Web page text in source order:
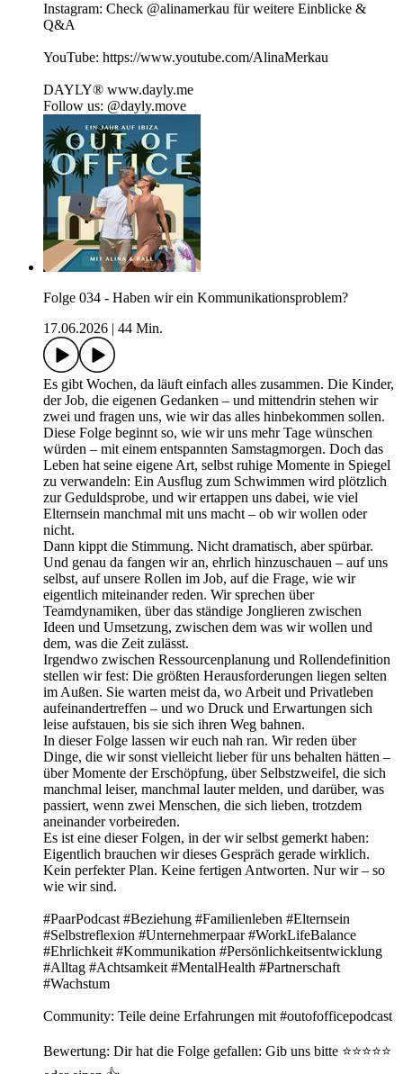
Instagram: Check @alinamerkau für weitere Einblicke &
Q&A
YouTube: https://www.youtube.com/AlinaMerkau
DAYLY® ⁠www.dayly.me⁠
Follow us: @dayly.move
Folge 034 - Haben wir ein Kommunikationsproblem?
17.06.2026
44 Min.
Es gibt Wochen, da läuft einfach alles zusammen. Die Kinder,
der Job, die eigenen Gedanken – und mittendrin stehen wir
zwei und fragen uns, wie wir das alles hinbekommen sollen.
Diese Folge beginnt so, wie wir uns mehr Tage wünschen
würden – mit einem entspannten Samstagmorgen. Doch das
Leben hat seine eigene Art, selbst ruhige Momente in Spiegel
zu verwandeln: Ein Ausflug zum Schwimmen wird plötzlich
zur Geduldsprobe, und wir ertappen uns dabei, wie viel
Elternsein manchmal mit uns macht – ob wir wollen oder
nicht.
Dann kippt die Stimmung. Nicht dramatisch, aber spürbar.
Und genau da fangen wir an, ehrlich hinzuschauen – auf uns
selbst, auf unsere Rollen im Job, auf die Frage, wie wir
eigentlich miteinander reden. Wir sprechen über
Teamdynamiken, über das ständige Jonglieren zwischen
Ideen und Umsetzung, zwischen dem was wir wollen und
dem, was die Zeit zulässt.
Irgendwo zwischen Ressourcenplanung und Rollendefinition
stellen wir fest: Die größten Herausforderungen liegen selten
im Außen. Sie warten meist da, wo Arbeit und Privatleben
aufeinandertreffen – und wo Druck und Erwartungen sich
leise aufstauen, bis sie sich ihren Weg bahnen.
In dieser Folge lassen wir euch nah ran. Wir reden über
Dinge, die wir sonst vielleicht lieber für uns behalten hätten –
über Momente der Erschöpfung, über Selbstzweifel, die sich
manchmal leiser, manchmal lauter melden, und darüber, was
passiert, wenn zwei Menschen, die sich lieben, trotzdem
aneinander vorbeireden.
Es ist eine dieser Folgen, in der wir selbst gemerkt haben:
Eigentlich brauchen wir dieses Gespräch gerade wirklich.
Kein perfekter Plan. Keine fertigen Antworten. Nur wir – so
wie wir sind.
#PaarPodcast #Beziehung #Familienleben #Elternsein
#Selbstreflexion #Unternehmerpaar #WorkLifeBalance
#Ehrlichkeit #Kommunikation #Persönlichkeitsentwicklung
#Alltag #Achtsamkeit #MentalHealth #Partnerschaft
#Wachstum
Community: Teile deine Erfahrungen mit⁠ ⁠⁠#outofofficepodcast⁠⁠⁠
Bewertung: Dir hat die Folge gefallen: Gib uns bitte ⭐️⭐️⭐️⭐️⭐️